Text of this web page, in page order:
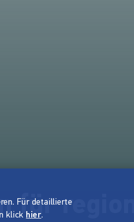
für
Für detaillierte
klick hier.